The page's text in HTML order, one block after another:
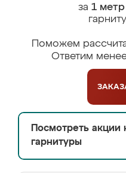
за 1 метр
Поможем
Ответим
Посмотреть акции
гарнитуры